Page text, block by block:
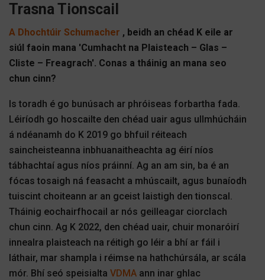
Trasna Tionscail
A Dhochtúir Schumacher , beidh an chéad K eile ar
siúl faoin mana 'Cumhacht na Plaisteach – Glas –
Cliste – Freagrach'. Conas a tháinig an mana seo
chun cinn?
Is toradh é go bunúsach ar phróiseas forbartha fada.
Léiríodh go hoscailte den chéad uair agus ullmhúcháin
á ndéanamh do K 2019 go bhfuil réiteach
saincheisteanna inbhuanaitheachta ag éirí níos
tábhachtaí agus níos práinní. Ag an am sin, ba é an
fócas tosaigh ná feasacht a mhúscailt, agus bunaíodh
tuiscint choiteann ar an gceist laistigh den tionscal.
Tháinig eochairfhocail ar nós geilleagar ciorclach
chun cinn. Ag K 2022, den chéad uair, chuir monaróirí
innealra plaisteach na réitigh go léir a bhí ar fáil i
láthair, mar shampla i réimse na hathchúrsála, ar scála
mór. Bhí seó speisialta VDMA ann inar ghlac